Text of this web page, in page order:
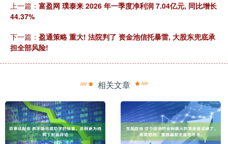
上一篇： 富盈网 璞泰来 2026 年一季度净利润 7.04亿元, 同比增长
44.37%
下一篇： 盈通策略 重大! 法院判了 资金池信托暴雷, 大股东兜底承
担全部风险!
相关文章